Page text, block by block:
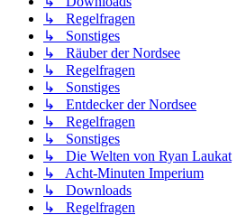
↳ Regelfragen
↳ Sonstiges
↳ Räuber der Nordsee
↳ Regelfragen
↳ Sonstiges
↳ Entdecker der Nordsee
↳ Regelfragen
↳ Sonstiges
↳ Die Welten von Ryan Laukat
↳ Acht-Minuten Imperium
↳ Downloads
↳ Regelfragen